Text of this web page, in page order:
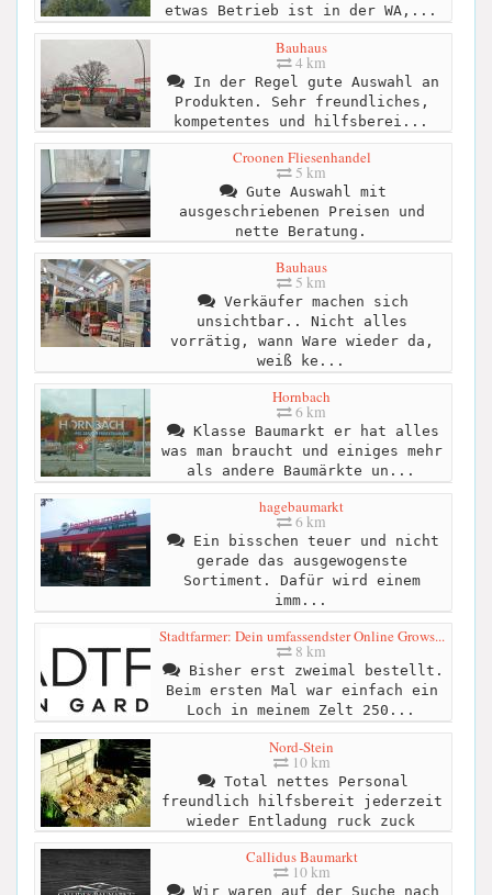
etwas Betrieb ist in der WA,...
Bauhaus
4 km
In der Regel gute Auswahl an
Produkten. Sehr freundliches,
kompetentes und hilfsberei...
Croonen Fliesenhandel
5 km
Gute Auswahl mit
ausgeschriebenen Preisen und
nette Beratung.
Bauhaus
5 km
Verkäufer machen sich
unsichtbar.. Nicht alles
vorrätig, wann Ware wieder da,
weiß ke...
Hornbach
6 km
Klasse Baumarkt er hat alles
was man braucht und einiges mehr
als andere Baumärkte un...
hagebaumarkt
6 km
Ein bisschen teuer und nicht
gerade das ausgewogenste
Sortiment. Dafür wird einem
imm...
Stadtfarmer: Dein umfassendster Online Grows...
8 km
Bisher erst zweimal bestellt.
Beim ersten Mal war einfach ein
Loch in meinem Zelt 250...
Nord-Stein
10 km
Total nettes Personal
freundlich hilfsbereit jederzeit
wieder Entladung ruck zuck
Callidus Baumarkt
10 km
Wir waren auf der Suche nach